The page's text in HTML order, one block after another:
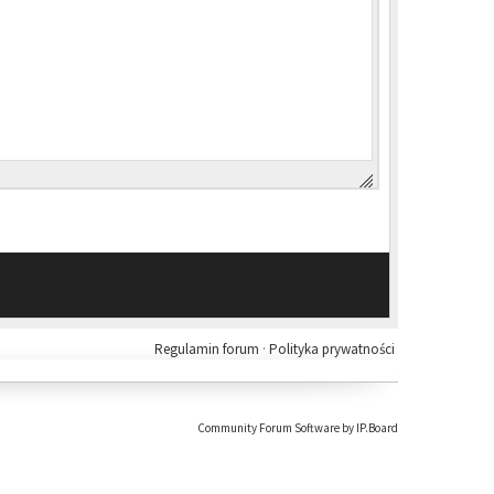
Polityka prywatności
Regulamin forum ·
Community Forum Software by IP.Board